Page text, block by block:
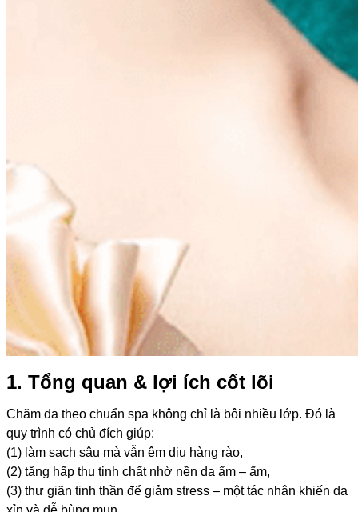
1. Tổng quan & lợi ích cốt lõi
Chăm da theo chuẩn spa không chỉ là bôi nhiều lớp. Đó là
quy trình có chủ đích giúp:
(1) làm sạch sâu mà vẫn êm dịu hàng rào,
(2) tăng hấp thu tinh chất nhờ nền da ẩm – ấm,
(3) thư giãn tinh thần để giảm stress – một tác nhân khiến da